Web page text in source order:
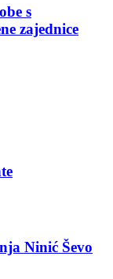
s
zajednice
Ninić Ševo